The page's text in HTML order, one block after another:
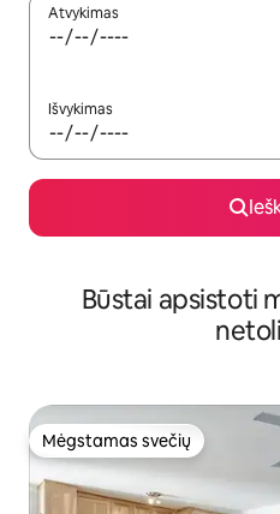
Atvykimas
Išvykimas
Būstai apsistoti
Mėgstamas svečių
Mėgstamas svečių